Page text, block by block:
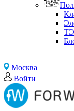
Москва
Войти